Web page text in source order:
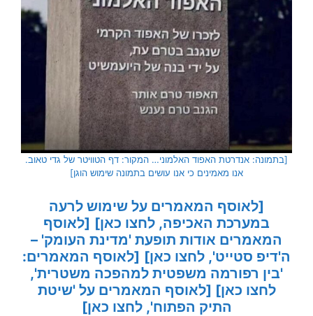
[בתמונה: אנדרטת האפוד האלמוני… המקור: דף הטוויטר של גדי טאוב.
אנו מאמינים כי אנו עושים בתמונה שימוש הוגן]
[לאוסף המאמרים על שימוש לרעה
במערכת האכיפה, לחצו כאן] [לאוסף
המאמרים אודות תופעת 'מדינת העומק' –
ה'דיפ סטייט', לחצו כאן] [לאוסף המאמרים:
'בין רפורמה משפטית למהפכה משטרית',
לחצו כאן] [לאוסף המאמרים על 'שיטת
התיק הפתוח', לחצו כאן]